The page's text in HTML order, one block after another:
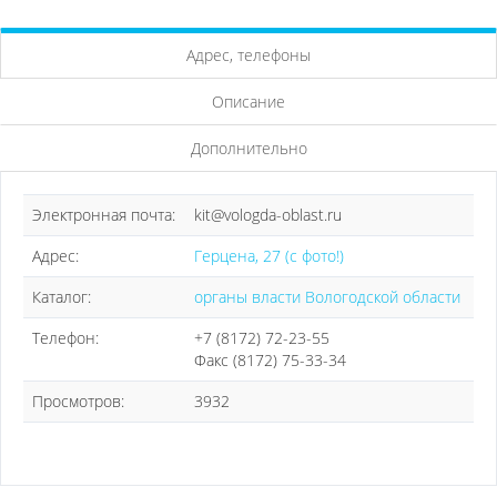
Адрес, телефоны
Описание
Дополнительно
Электронная почта:
kit@vologda-oblast.ru
Адрес:
Герцена, 27 (с фото!)
Каталог:
органы власти Вологодской области
Телефон:
+7 (8172) 72-23-55
Факс (8172) 75-33-34
Просмотров:
3932